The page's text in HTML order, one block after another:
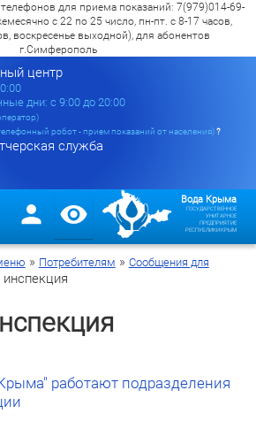
для приема показаний: 7(979)014-69-
с 22 по 25 число, пн-пт. с 8-17 часов,
воскресенье выходной), для абонентов
г.Симферополь
центр
дни: с 9:00 до 20:00
робот - прием показаний от населения)?
служба
Вода Крыма
ГОСУДАРСТВЕННОЕ
УНИТАРНОЕ
ПРЕДПРИЯТИЕ
РЕСПУБЛИКИ КРЫМ
» Потребителям » Сообщения для
инспекция
работают подразделения